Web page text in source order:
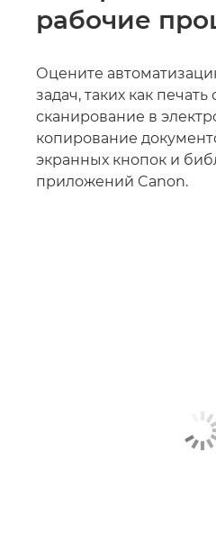
рабочие
Оцените
задач, таких как
сканирование в
копирование
экранных кнопок и
приложений Canon.